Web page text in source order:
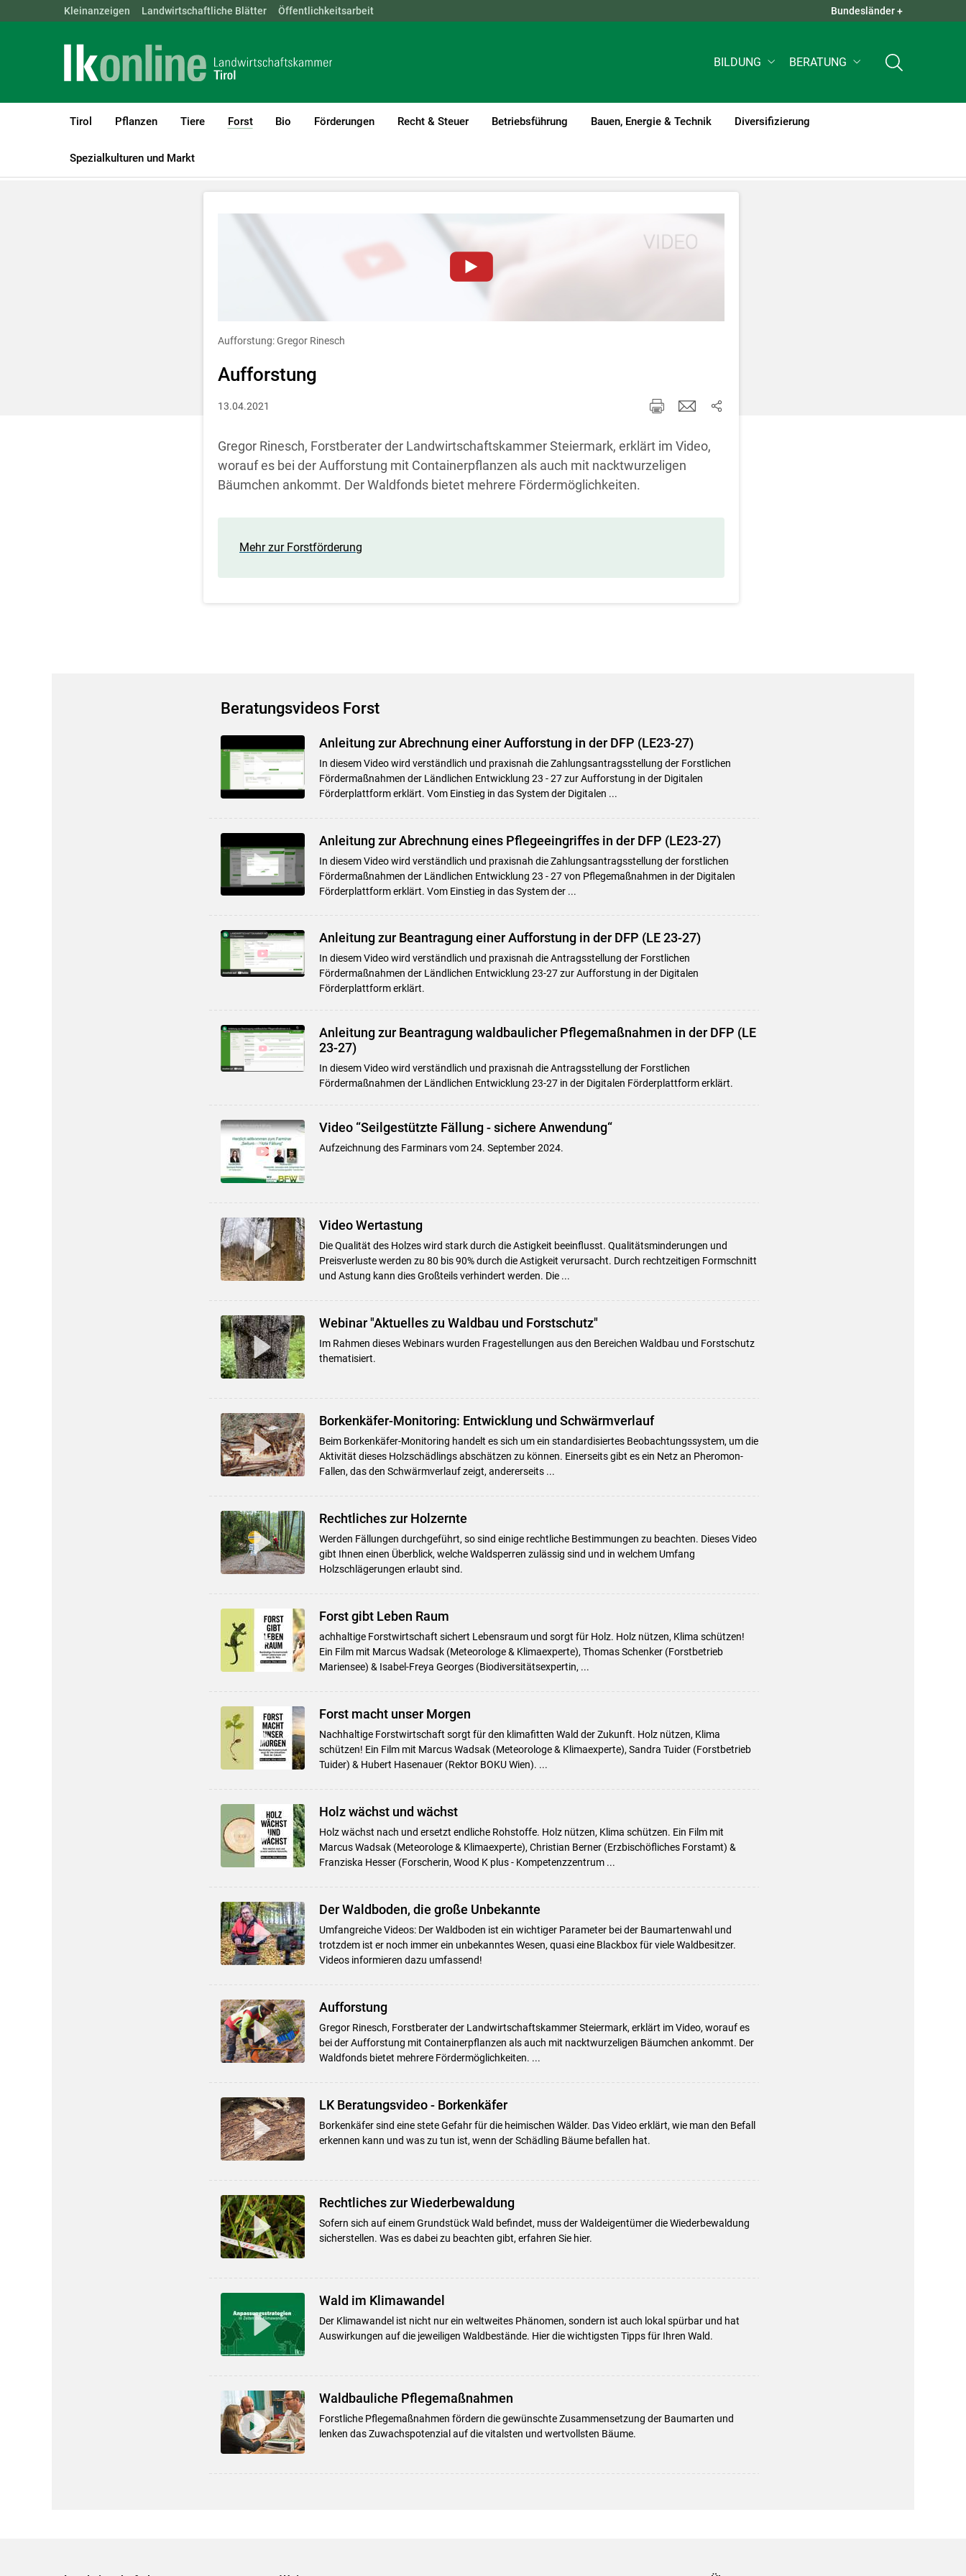
Skip to main content
Landwirtschaftskammern: ÖSTERREICH BGLD KTN NÖ OÖ QUICK LINKS +
Kleinanzeigen Landwirtschaftliche Blätter Öffentlichkeitsarbeit Bundesländer +
BILDUNG BERATUNG
Tirol Pflanzen Tiere Forst
(current)1
Bio Förderungen Recht & Steuer Betriebsführung Bauen, Energie & Technik Diversifizierung
Spezialkulturen und Markt
LK Tirol Forst Beratungsvideos Forst
Zum Abspielen von YouTube-Videos auf dieser Website müssen Cookies gesetzt werden
Für weitere Informationen lesen Sie bitte unsere
Entscheidung für diese Website in den Cookie-Einstellungen jederzeit einsehen und korrigieren
Aufforstung: Gregor Rinesch
Aufforstung
13.04.2021
Gregor Rinesch, Forstberater der Landwirtschaftskammer Steiermark, erklärt im Video,
worauf es bei der Aufforstung mit Containerpflanzen als auch mit nacktwurzeligen
Bäumchen ankommt. Der Waldfonds bietet mehrere Fördermöglichkeiten.
Mehr zur Forstförderung
Beratungsvideos Forst
Anleitung zur Abrechnung einer Aufforstung in der DFP (LE23-27)
In diesem Video wird verständlich und praxisnah die Zahlungsantragsstellung der Forstlichen
Fördermaßnahmen der Ländlichen Entwicklung 23 - 27 zur Aufforstung in der Digitalen
Förderplattform erklärt. Vom Einstieg in das System der Digitalen ...
Anleitung zur Abrechnung eines Pflegeeingriffes in der DFP (LE23-27)
In diesem Video wird verständlich und praxisnah die Zahlungsantragsstellung der forstlichen
Fördermaßnahmen der Ländlichen Entwicklung 23 - 27 von Pflegemaßnahmen in der Digitalen
Förderplattform erklärt. Vom Einstieg in das System der ...
Anleitung zur Beantragung einer Aufforstung in der DFP (LE 23-27)
In diesem Video wird verständlich und praxisnah die Antragsstellung der Forstlichen
Fördermaßnahmen der Ländlichen Entwicklung 23-27 zur Aufforstung in der Digitalen
Förderplattform erklärt.
Anleitung zur Beantragung waldbaulicher Pflegemaßnahmen in der DFP (LE
23-27)
In diesem Video wird verständlich und praxisnah die Antragsstellung der Forstlichen
Fördermaßnahmen der Ländlichen Entwicklung 23-27 in der Digitalen Förderplattform erklärt.
Video “Seilgestützte Fällung - sichere Anwendung“
Aufzeichnung des Farminars vom 24. September 2024.
Video Wertastung
Die Qualität des Holzes wird stark durch die Astigkeit beeinflusst. Qualitätsminderungen und
Preisverluste werden zu 80 bis 90% durch die Astigkeit verursacht. Durch rechtzeitigen Formschnitt
und Astung kann dies Großteils verhindert werden. Die ...
Webinar "Aktuelles zu Waldbau und Forstschutz"
Im Rahmen dieses Webinars wurden Fragestellungen aus den Bereichen Waldbau und Forstschutz
thematisiert.
Borkenkäfer-Monitoring: Entwicklung und Schwärmverlauf
Beim Borkenkäfer-Monitoring handelt es sich um ein standardisiertes Beobachtungssystem, um die
Aktivität dieses Holzschädlings abschätzen zu können. Einerseits gibt es ein Netz an Pheromon-
Fallen, das den Schwärmverlauf zeigt, andererseits ...
Rechtliches zur Holzernte
Werden Fällungen durchgeführt, so sind einige rechtliche Bestimmungen zu beachten. Dieses Video
gibt Ihnen einen Überblick, welche Waldsperren zulässig sind und in welchem Umfang
Holzschlägerungen erlaubt sind.
Forst gibt Leben Raum
achhaltige Forstwirtschaft sichert Lebensraum und sorgt für Holz. Holz nützen, Klima schützen!
Ein Film mit Marcus Wadsak (Meteorologe & Klimaexperte), Thomas Schenker (Forstbetrieb
Mariensee) & Isabel-Freya Georges (Biodiversitätsexpertin, ...
Forst macht unser Morgen
Nachhaltige Forstwirtschaft sorgt für den klimafitten Wald der Zukunft. Holz nützen, Klima
schützen! Ein Film mit Marcus Wadsak (Meteorologe & Klimaexperte), Sandra Tuider (Forstbetrieb
Tuider) & Hubert Hasenauer (Rektor BOKU Wien). ...
Holz wächst und wächst
Holz wächst nach und ersetzt endliche Rohstoffe. Holz nützen, Klima schützen. Ein Film mit
Marcus Wadsak (Meteorologe & Klimaexperte), Christian Berner (Erzbischöfliches Forstamt) &
Franziska Hesser (Forscherin, Wood K plus - Kompetenzzentrum ...
Der Waldboden, die große Unbekannte
Umfangreiche Videos: Der Waldboden ist ein wichtiger Parameter bei der Baumartenwahl und
trotzdem ist er noch immer ein unbekanntes Wesen, quasi eine Blackbox für viele Waldbesitzer.
Videos informieren dazu umfassend!
Aufforstung
Gregor Rinesch, Forstberater der Landwirtschaftskammer Steiermark, erklärt im Video, worauf es
bei der Aufforstung mit Containerpflanzen als auch mit nacktwurzeligen Bäumchen ankommt. Der
Waldfonds bietet mehrere Fördermöglichkeiten. ...
LK Beratungsvideo - Borkenkäfer
Borkenkäfer sind eine stete Gefahr für die heimischen Wälder. Das Video erklärt, wie man den Befall
erkennen kann und was zu tun ist, wenn der Schädling Bäume befallen hat.
Rechtliches zur Wiederbewaldung
Sofern sich auf einem Grundstück Wald befindet, muss der Waldeigentümer die Wiederbewaldung
sicherstellen. Was es dabei zu beachten gibt, erfahren Sie hier.
Wald im Klimawandel
Der Klimawandel ist nicht nur ein weltweites Phänomen, sondern ist auch lokal spürbar und hat
Auswirkungen auf die jeweiligen Waldbestände. Hier die wichtigsten Tipps für Ihren Wald.
Waldbauliche Pflegemaßnahmen
Forstliche Pflegemaßnahmen fördern die gewünschte Zusammensetzung der Baumarten und
lenken das Zuwachspotenzial auf die vitalsten und wertvollsten Bäume.